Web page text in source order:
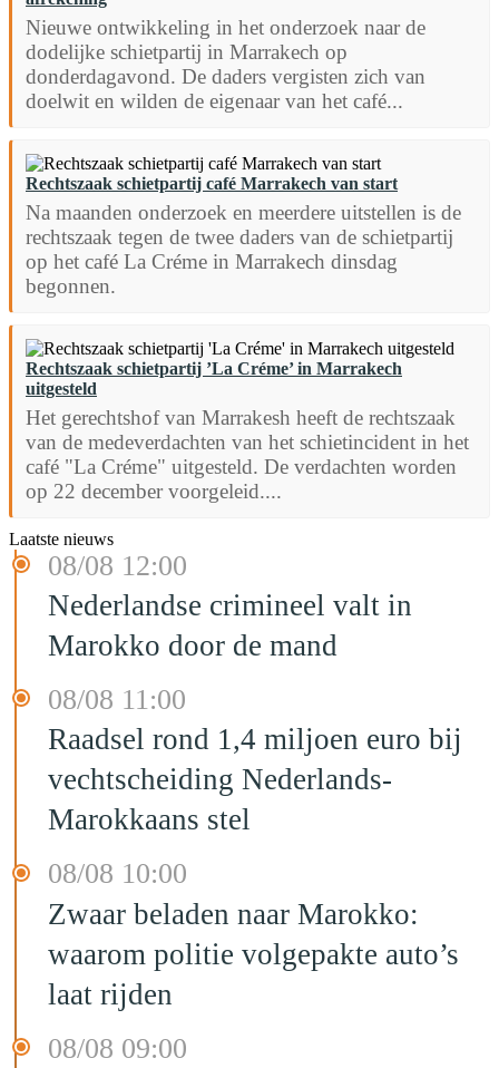
Nieuwe ontwikkeling in het onderzoek naar de
dodelijke schietpartij in Marrakech op
donderdagavond. De daders vergisten zich van
doelwit en wilden de eigenaar van het café...
Rechtszaak schietpartij café Marrakech van start
Na maanden onderzoek en meerdere uitstellen is de
rechtszaak tegen de twee daders van de schietpartij
op het café La Créme in Marrakech dinsdag
begonnen.
Rechtszaak schietpartij ’La Créme’ in Marrakech
uitgesteld
Het gerechtshof van Marrakesh heeft de rechtszaak
van de medeverdachten van het schietincident in het
café "La Créme" uitgesteld. De verdachten worden
op 22 december voorgeleid....
Laatste nieuws
08/08 12:00
Nederlandse crimineel valt in
Marokko door de mand
08/08 11:00
Raadsel rond 1,4 miljoen euro bij
vechtscheiding Nederlands-
Marokkaans stel
08/08 10:00
Zwaar beladen naar Marokko:
waarom politie volgepakte auto’s
laat rijden
08/08 09:00